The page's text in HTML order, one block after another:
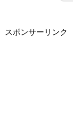
スポンサーリンク